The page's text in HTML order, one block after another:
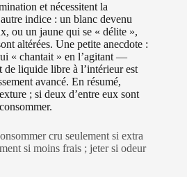
et nécessitent la
indice : un blanc devenu
ou un jaune qui se « délite »,
altérées. Une petite anecdote :
« chantait » en l’agitant —
liquide libre à l’intérieur est
avancé. En résumé,
; si deux d’entre eux sont
cru seulement si extra
si moins frais ; jeter si odeur